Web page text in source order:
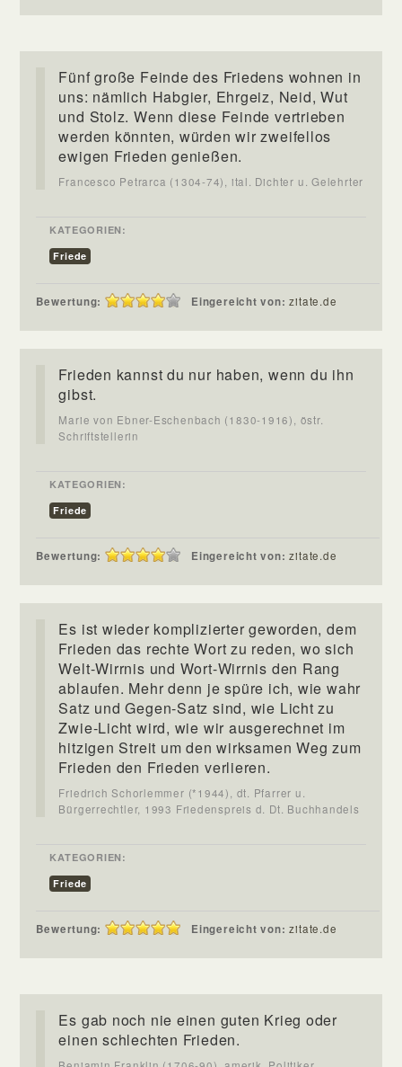
Fünf große Feinde des Friedens wohnen in
uns: nämlich Habgier, Ehrgeiz, Neid, Wut
und Stolz. Wenn diese Feinde vertrieben
werden könnten, würden wir zweifellos
ewigen Frieden genießen.
Francesco Petrarca (1304-74), ital. Dichter u. Gelehrter
KATEGORIEN:
Friede
Bewertung: Eingereicht von:zitate.de
Frieden kannst du nur haben, wenn du ihn
gibst.
Marie von Ebner-Eschenbach (1830-1916), östr.
Schriftstellerin
KATEGORIEN:
Friede
Bewertung: Eingereicht von:zitate.de
Es ist wieder komplizierter geworden, dem
Frieden das rechte Wort zu reden, wo sich
Welt-Wirrnis und Wort-Wirrnis den Rang
ablaufen. Mehr denn je spüre ich, wie wahr
Satz und Gegen-Satz sind, wie Licht zu
Zwie-Licht wird, wie wir ausgerechnet im
hitzigen Streit um den wirksamen Weg zum
Frieden den Frieden verlieren.
Friedrich Schorlemmer (*1944), dt. Pfarrer u.
Bürgerrechtler, 1993 Friedenspreis d. Dt. Buchhandels
KATEGORIEN:
Friede
Bewertung: Eingereicht von:zitate.de
Es gab noch nie einen guten Krieg oder
einen schlechten Frieden.